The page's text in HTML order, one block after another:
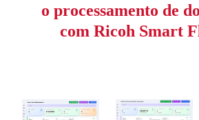
o processamento de
com Ricoh Smart